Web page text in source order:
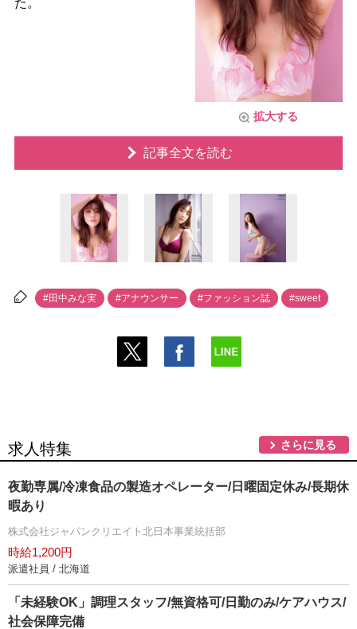
拡大する
た。
記事全文を読む
#田中みな実 #アナウンサー #ファッション誌 #sweet
求人特集 さらに見る
夜勤専属/冷凍食品の製造オペレーター/日曜固定休み/長期休
暇あり
株式会社ジャパンクリエイト北日本事業統括部
時給1,200円
派遣社員 / 北海道
「未経験OK」調理スタッフ/無資格可/日勤のみ/ケアハウス/
社会保障完備